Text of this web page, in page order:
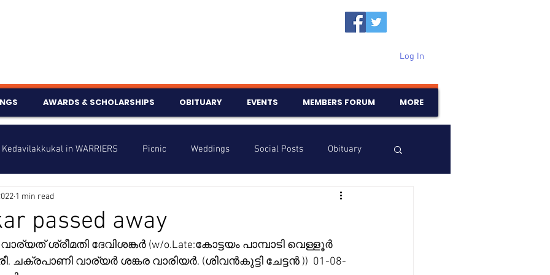
Log In
AWARDS & SCHOLARSHIPS OBITUARY EVENTS MEMBERS FORUM MORE
Kedavilakkukal in WARRIERS Picnic Weddings Social Posts Obituary
Info Birthdays
passed away
1 min read
ശ്രീമതി ദേവിശങ്കർ (w/o.Late:കോട്ടയം പാമ്പാടി വെള്ളൂർ
ചക്രപാണി വാര്യർ ശങ്കര വാരിയർ. (ശിവൻകുട്ടി ചേട്ടൻ ))  01-08-